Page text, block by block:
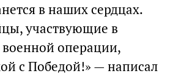
в наших сердцах.
участвующие в
операции,
с Победой!» — написал